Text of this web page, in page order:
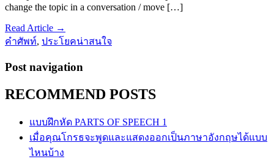
change the topic in a conversation / move […]
Read Article →
คำศัพท์, ประโยคน่าสนใจ
Post navigation
RECOMMEND POSTS
แบบฝึกหัด PARTS OF SPEECH 1
เมื่อคุณโกรธจะพูดและแสดงออกเป็นภาษาอังกฤษได้แบบ
ไหนบ้าง